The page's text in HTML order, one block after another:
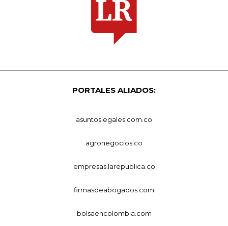
PORTALES ALIADOS:
asuntoslegales.com.co
agronegocios.co
empresas.larepublica.co
firmasdeabogados.com
bolsaencolombia.com